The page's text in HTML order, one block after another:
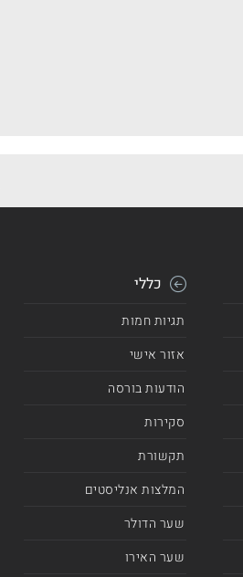
כללי
תגיות חמות
אזור אישי
הודעות בורסה
סקירות
תקשורת
המלצות אנליסטים
שער הדולר
שער האירו